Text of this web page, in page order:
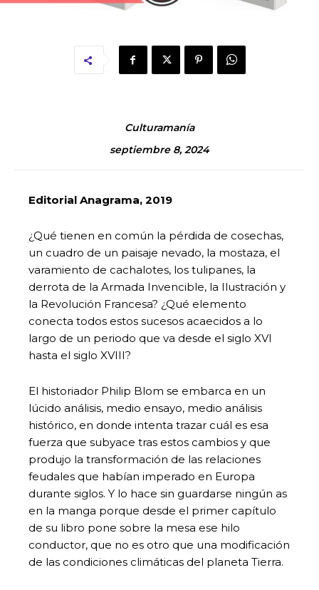
Culturamanía
septiembre 8, 2024
Editorial Anagrama, 2019
¿Qué tienen en común la pérdida de cosechas,
un cuadro de un paisaje nevado, la mostaza, el
varamiento de cachalotes, los tulipanes, la
derrota de la Armada Invencible, la Ilustración y
la Revolución Francesa? ¿Qué elemento
conecta todos estos sucesos acaecidos a lo
largo de un periodo que va desde el siglo XVI
hasta el siglo XVIII?
El historiador Philip Blom se embarca en un
lúcido análisis, medio ensayo, medio análisis
histórico, en donde intenta trazar cuál es esa
fuerza que subyace tras estos cambios y que
produjo la transformación de las relaciones
feudales que habían imperado en Europa
durante siglos. Y lo hace sin guardarse ningún as
en la manga porque desde el primer capítulo
de su libro pone sobre la mesa ese hilo
conductor, que no es otro que una modificación
de las condiciones climáticas del planeta Tierra.